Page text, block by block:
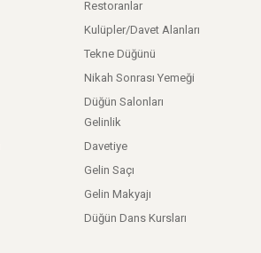
Restoranlar
Kulüpler/Davet Alanları
Tekne Düğünü
Nikah Sonrası Yemeği
Düğün Salonları
Gelinlik
Davetiye
Gelin Saçı
Gelin Makyajı
Düğün Dans Kursları